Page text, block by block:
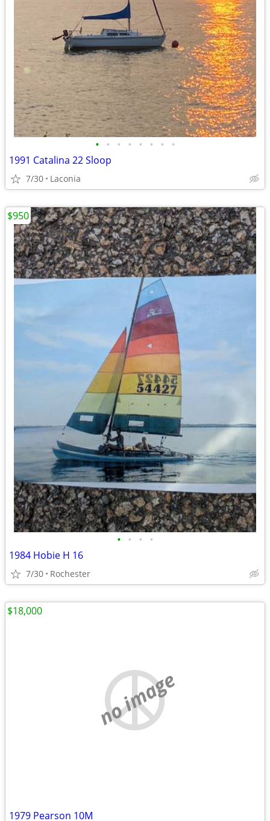
• • • • • • • •
1991 Catalina 22 Sloop
7/30 Laconia
• • • •
1984 Hobie H 16
7/30 Rochester
$950
no image
1979 Pearson 10M
$18,000